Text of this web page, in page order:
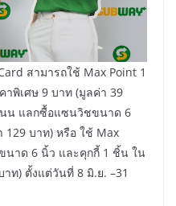
สามารถใช้ Max Point 1
พิเศษ 9 บาท (มูลค่า 39
นน แลกซื้อแซนวิชขนาด 6
129 บาท) หรือ ใช้ Max
าด 6 นิ้ว และคุกกี้ 1 ชิ้น ใน
ท) ตั้งแต่วันที่ 8 มิ.ย. –31